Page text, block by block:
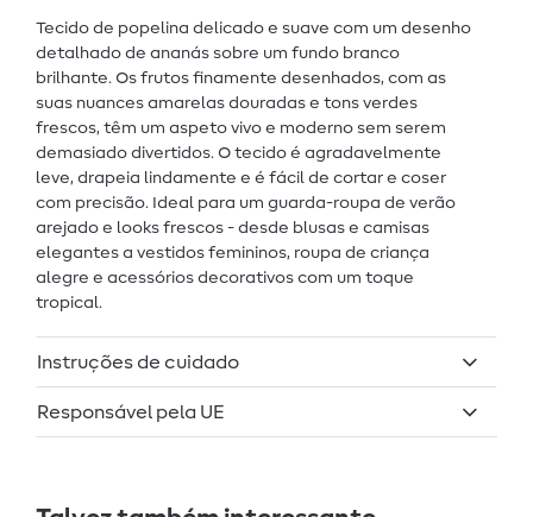
Tecido de popelina delicado e suave com um desenho
detalhado de ananás sobre um fundo branco
brilhante. Os frutos finamente desenhados, com as
suas nuances amarelas douradas e tons verdes
frescos, têm um aspeto vivo e moderno sem serem
demasiado divertidos. O tecido é agradavelmente
leve, drapeia lindamente e é fácil de cortar e coser
com precisão. Ideal para um guarda-roupa de verão
arejado e looks frescos - desde blusas e camisas
elegantes a vestidos femininos, roupa de criança
alegre e acessórios decorativos com um toque
tropical.
Instruções de cuidado
Responsável pela UE